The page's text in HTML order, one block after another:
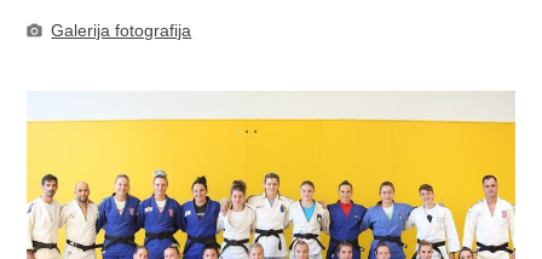
Galerija fotografija